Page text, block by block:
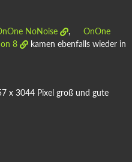
NoNoise ,
OnOne
8
kamen ebenfalls wieder in
x 3044 Pixel groß und gute